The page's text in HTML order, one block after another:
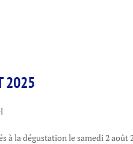
2025
la dégustation le samedi 2 août